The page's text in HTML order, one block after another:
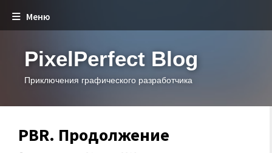
Меню
PixelPerfect Blog
Приключения графического разработчика
PBR. Продолжение